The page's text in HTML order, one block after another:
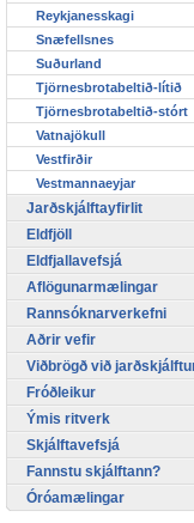
Reykjanesskagi
Snæfellsnes
Suðurland
Tjörnesbrotabeltið-lítið
Tjörnesbrotabeltið-stórt
Vatnajökull
Vestfirðir
Vestmannaeyjar
Jarðskjálftayfirlit
Eldfjöll
Eldfjallavefsjá
Aflögunarmælingar
Rannsóknarverkefni
Aðrir vefir
Viðbrögð við
Fróðleikur
Ýmis ritverk
Skjálftavefsjá
Fannstu skjálftann?
Óróamælingar